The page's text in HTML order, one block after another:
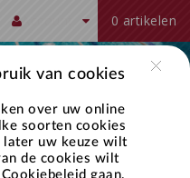
gtm.js?
0 artikelen
van cookies
over uw online
soorten cookies
later uw keuze wilt
de cookies wilt
Cookiebeleid gaan.